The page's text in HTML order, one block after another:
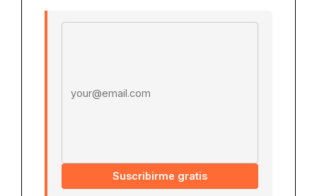
Suscribirme gratis